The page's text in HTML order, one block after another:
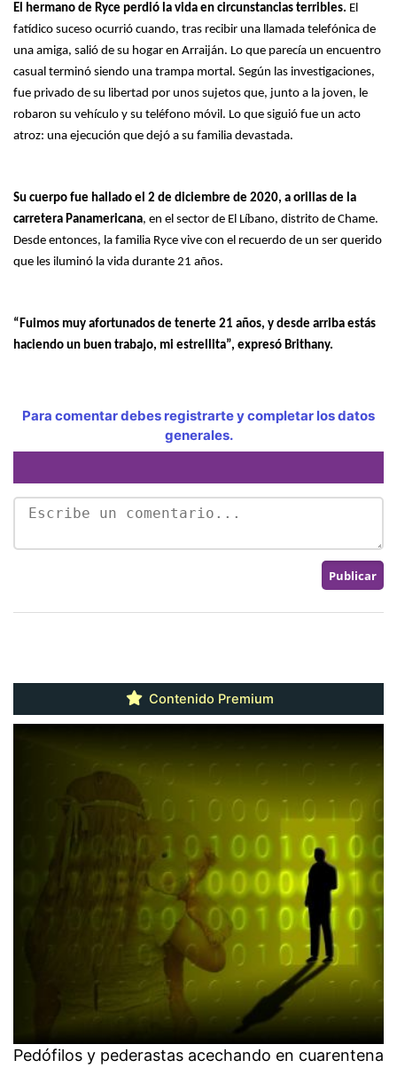
El hermano de Ryce perdió la vida en circunstancias terribles. El
fatídico suceso ocurrió cuando, tras recibir una llamada telefónica de
una amiga, salió de su hogar en Arraiján. Lo que parecía un encuentro
casual terminó siendo una trampa mortal. Según las investigaciones,
fue privado de su libertad por unos sujetos que, junto a la joven, le
robaron su vehículo y su teléfono móvil. Lo que siguió fue un acto
atroz: una ejecución que dejó a su familia devastada.
Su cuerpo fue hallado el 2 de diciembre de 2020, a orillas de la
carretera Panamericana, en el sector de El Líbano, distrito de Chame.
Desde entonces, la familia Ryce vive con el recuerdo de un ser querido
que les iluminó la vida durante 21 años.
“Fuimos muy afortunados de tenerte 21 años, y desde arriba estás
haciendo un buen trabajo, mi estrellita”, expresó Brithany.
Para comentar debes registrarte y completar los datos
generales.
Contenido Premium
Pedófilos y pederastas acechando en cuarentena